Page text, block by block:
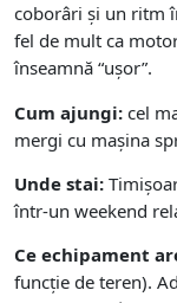
coborâri și un ritm
fel de mult ca
înseamnă “ușor”.
Cum ajungi:cel
mergi cu mașina
Unde stai:
într-un weekend
Ce echipament
funcție de teren).